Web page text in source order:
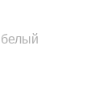
белый